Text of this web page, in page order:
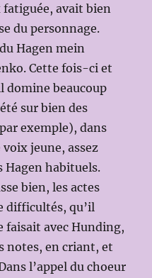
fatiguée, avait bien
du personnage.
Hagen mein
Cette fois-ci et
domine beaucoup
sur bien des
exemple), dans
jeune, assez
Hagen habituels.
bien, les actes
difficultés, qu’il
faisait avec Hunding,
notes, en criant, et
l’appel du choeur